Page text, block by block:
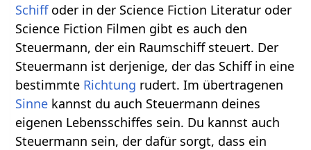
Schiffoder in der Science Fiction Literatur oder
Science Fiction Filmen gibt es auch den
Steuermann, der ein Raumschiff steuert. Der
Steuermann ist derjenige, der das Schiff in eine
bestimmte Richtung rudert. Im übertragenen
Sinne kannst du auch Steuermann deines
eigenen Lebensschiffes sein. Du kannst auch
Steuermann sein, der dafür sorgt, dass ein